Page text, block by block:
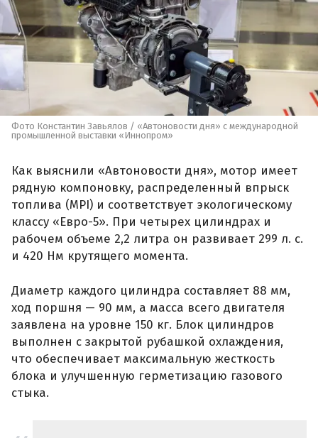
Фото Константин Завьялов / «Автоновости дня» с международной
промышленной выставки «Иннопром»
Как выяснили «Автоновости дня», мотор имеет
рядную компоновку, распределенный впрыск
топлива (MPI) и соответствует экологическому
классу «Евро-5». При четырех цилиндрах и
рабочем объеме 2,2 литра он развивает 299 л. с.
и 420 Нм крутящего момента.
Диаметр каждого цилиндра составляет 88 мм,
ход поршня — 90 мм, а масса всего двигателя
заявлена на уровне 150 кг. Блок цилиндров
выполнен с закрытой рубашкой охлаждения,
что обеспечивает максимальную жесткость
блока и улучшенную герметизацию газового
стыка.